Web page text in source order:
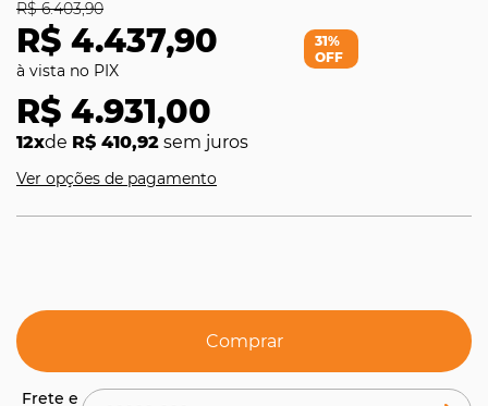
R$ 4.437,90
R$ 6.403,90
R$ 4.931,00
12xde R$ 410,92 sem juros
31%
OFF
Ver opções de pagamento
Comprar